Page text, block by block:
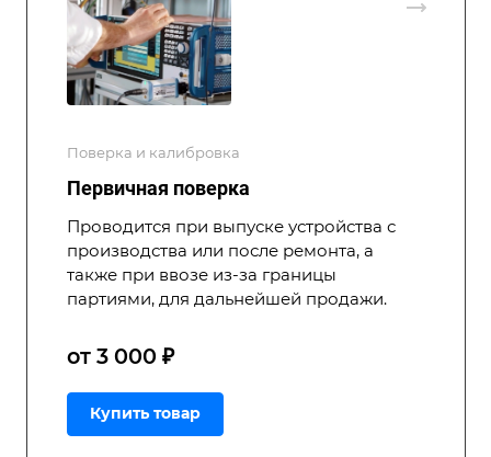
Поверка и калибровка
Первичная поверка
Проводится при выпуске устройства с
производства или после ремонта, а
также при ввозе из-за границы
партиями, для дальнейшей продажи.
от 3 000 ₽
Купить товар